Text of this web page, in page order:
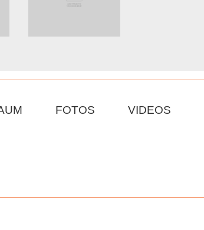
FOTOS VIDEOS